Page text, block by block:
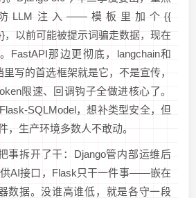
LLM注入——模板里加个{{
，以前可能被提示词骗走数据，现在
FastAPI那边更彻底，langchain和
写的首选框架就是它，不是宣传，
限速、回调钩子全做进核心了。
SQLModel，想补类型安全，但
，生产环境多数人不敢动。
事拆开了干：Django管内部运维后
AI接口，Flask只干一件事——嵌在
数据。没谁高谁低，就是各守一段